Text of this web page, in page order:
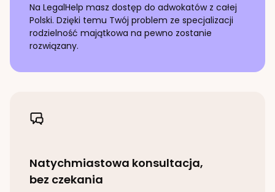
Na LegalHelp masz dostęp do adwokatów z całej
Polski. Dzięki temu Twój problem ze specjalizacji
rodzielność majątkowa na pewno zostanie
rozwiązany.
Natychmiastowa konsultacja,
bez czekania